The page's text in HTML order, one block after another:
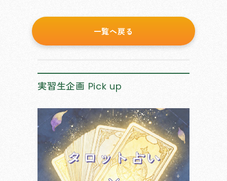
一覧へ戻る
実習生企画 Pick up